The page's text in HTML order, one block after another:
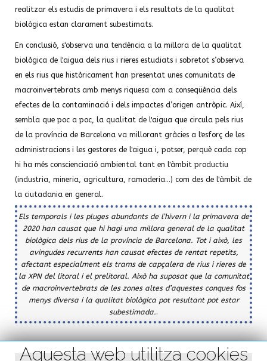
Aquesta web utilitza cookies
realitzar els estudis de primavera i els resultats de la qualitat
biològica estan clarament subestimats.
En conclusió, s'observa una tendència a la millora de la qualitat
biològica de l'aigua dels rius i rieres estudiats i sobretot s’observa
en els rius que històricament han presentat unes comunitats de
macroinvertebrats amb menys riquesa com a conseqüència dels
efectes de la contaminació i dels impactes d’origen antròpic. Així,
sembla que poc a poc, la qualitat de l'aigua que circula pels rius
de la província de Barcelona va millorant gràcies a l'esforç de les
administracions i les gestores de l'aigua i, potser, perquè cada cop
hi ha més conscienciació ambiental tant en l'àmbit productiu
(industria, mineria, agricultura, ramaderia...) com des de l'àmbit de
la ciutadania en general.
Els temporals i les pluges abundants de l’hivern i la primavera de
2020 han causat que hi hagi una millora general de la qualitat
biològica dels rius de la província de Barcelona. Tot i això, les
avingudes recurrents han causat efectes de rentat repetits,
afectant especialment els trams de capçalera de rius i rieres de
la XPN del litoral i el prelitoral. Això ha suposat que la comunitat
de macroinvertebrats de les zones altes d’aquestes conques fos
menys diversa i la qualitat biològica pot resultant pot estar
subestimada..